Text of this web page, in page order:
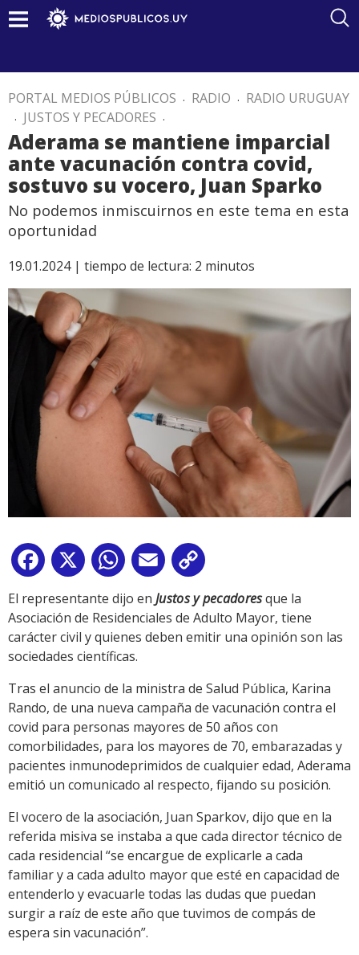
PORTAL MEDIOS PÚBLICOS . RADIO . RADIO URUGUAY
. JUSTOS Y PECADORES .
Aderama se mantiene imparcial
ante vacunación contra covid,
sostuvo su vocero, Juan Sparko
No podemos inmiscuirnos en este tema en esta
oportunidad
19.01.2024 | tiempo de lectura: 2 minutos
Facebook
X WhatsApp
Email
Link
El representante dijo en Justos y pecadoresque la
Asociación de Residenciales de Adulto Mayor, tiene
carácter civil y quienes deben emitir una opinión son las
sociedades científicas.
Tras el anuncio de la ministra de Salud Pública, Karina
Rando, de una nueva campaña de vacunación contra el
covid para personas mayores de 50 años con
comorbilidades, para los mayores de 70, embarazadas y
pacientes inmunodeprimidos de cualquier edad, Aderama
emitió un comunicado al respecto, fijando su posición.
El vocero de la asociación, Juan Sparkov, dijo que en la
referida misiva se instaba a que cada director técnico de
cada residencial “se encargue de explicarle a cada
familiar y a cada adulto mayor que esté en capacidad de
entenderlo y evacuarle todas las dudas que puedan
surgir a raíz de este año que tuvimos de compás de
espera sin vacunación”.